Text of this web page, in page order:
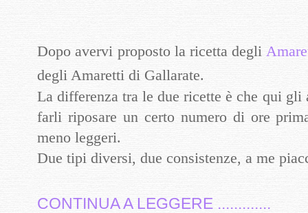
Dopo avervi proposto la ricetta degli
degli Amaretti di Gallarate.
La differenza tra le due ricette è che qui
farli riposare un certo numero di ore
meno leggeri.
Due tipi diversi, due consistenze, a me
CONTINUA A LEGGERE .............